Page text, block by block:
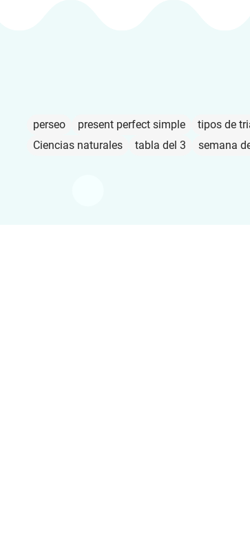
perseo present perfect simple tipos de
Ciencias naturales
tabla del 3 semana